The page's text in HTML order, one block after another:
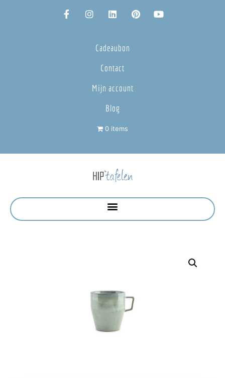
Cadeaubon
Contact
Mijn account
Blog
0 items